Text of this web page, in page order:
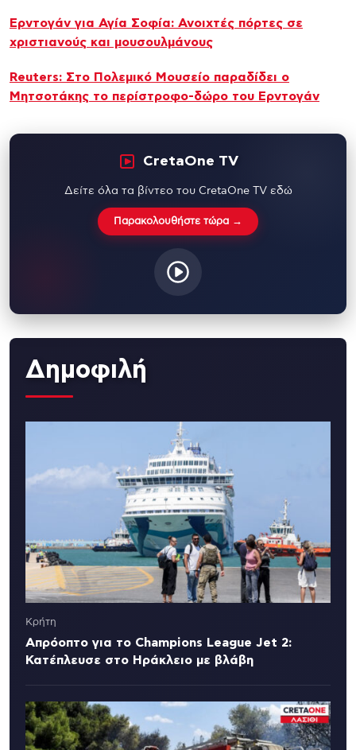
Ερντογάν για Αγία Σοφία: Ανοιχτές πόρτες σε
χριστιανούς και μουσουλμάνους
Reuters: Στο Πολεμικό Μουσείο παραδίδει ο
Μητσοτάκης το περίστροφο-δώρο του Ερντογάν
CretaOne TV
Δείτε όλα τα βίντεο του CretaOne TV εδώ
Παρακολουθήστε τώρα →
Δημοφιλή
Κρήτη
Απρόοπτο για το Champions League Jet 2:
Κατέπλευσε στο Ηράκλειο με βλάβη